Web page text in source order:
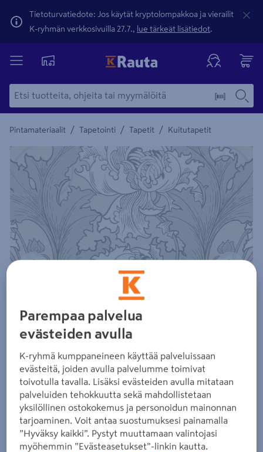
Tietoturvatiedote: Jos käytät kryptolompakkoa ja vierailit
K-ryhmän verkkosivuilla 27.7., lue tärkeät lisätiedot.
Pintamateriaalit / Tapetointi / Tapetit / Kuitutapetit
Yksityiskohtainen kuvaus löytyy Tuotteen kuvaus -
Edellinen
Zoomaa kuvaa sormilla kosketusnäytöllä
Parempaa palvelua
evästeiden avulla
K-ryhmä kumppaneineen käyttää palveluissaan
evästeitä, joiden avulla palvelumme toimivat
toivotulla tavalla. Lisäksi evästeiden avulla mitataan
palveluiden tehokkuutta sekä mahdollistetaan
yksilöllinen ostokokemus ja personoidun mainonnan
tarjoaminen. Voit antaa suostumuksesi painamalla
”Hyväksy kaikki”. Pystyt muuttamaan valintojasi
myöhemmin ”Evästeasetukset”-linkin kautta.